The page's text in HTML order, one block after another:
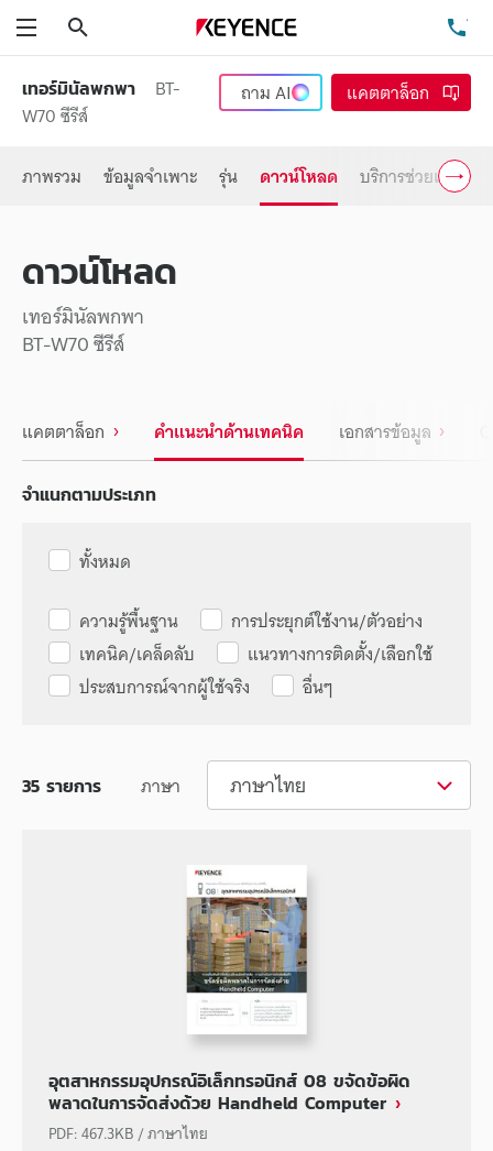
เทอร์มินัลพกพา
BT-
W70 ซีรีส์
ถามAI แคตตาล็อก
ภาพรวม ข้อมูลจำเพาะ รุ่น ดาวน์โหลด บริการช่วยเหลือ
ดาวน์โหลด
เทอร์มินัลพกพา
BT-W70 ซีรีส์
แคตตาล็อก คำแนะนำด้านเทคนิค เอกสารข้อมูล
จำแนกตามประเภท
ทั้งหมด
ความรู้พื้นฐาน
การประยุกต์ใช้งาน/ตัวอย่าง
เทคนิค/เคล็ดลับ
แนวทางการติดตั้ง/เลือกใช้
ประสบการณ์จากผู้ใช้จริง
อื่นๆ
ภาษา ภาษาไทย
35 รายการ
อุตสาหกรรมอุปกรณ์อิเล็กทรอนิกส์ 08 ขจัดข้อผิด
พลาดในการจัดส่งด้วย Handheld Computer
PDF:467.3KB/ภาษาไทย